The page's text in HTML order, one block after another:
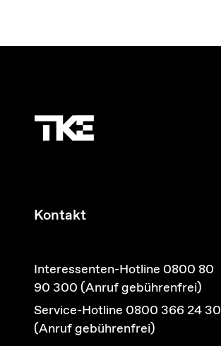
Kontakt
Interessenten-Hotline 0800 80
90 300 (Anruf gebührenfrei)
Service-Hotline 0800 366 24 30
(Anruf gebührenfrei)